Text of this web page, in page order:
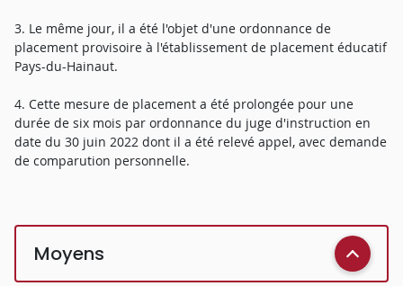
3. Le même jour, il a été l'objet d'une ordonnance de
placement provisoire à l'établissement de placement éducatif
Pays-du-Hainaut.
4. Cette mesure de placement a été prolongée pour une
durée de six mois par ordonnance du juge d'instruction en
date du 30 juin 2022 dont il a été relevé appel, avec demande
de comparution personnelle.
Moyens